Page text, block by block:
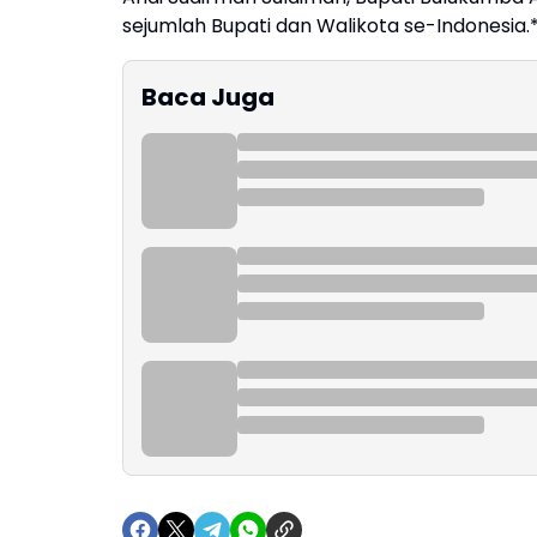
sejumlah Bupati dan Walikota se-
Baca Juga